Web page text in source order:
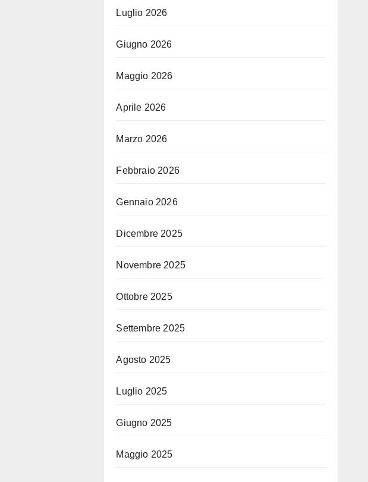
Luglio 2026
Giugno 2026
Maggio 2026
Aprile 2026
Marzo 2026
Febbraio 2026
Gennaio 2026
Dicembre 2025
Novembre 2025
Ottobre 2025
Settembre 2025
Agosto 2025
Luglio 2025
Giugno 2025
Maggio 2025